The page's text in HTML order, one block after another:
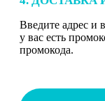
Введите адрес и
у вас есть
промокода.